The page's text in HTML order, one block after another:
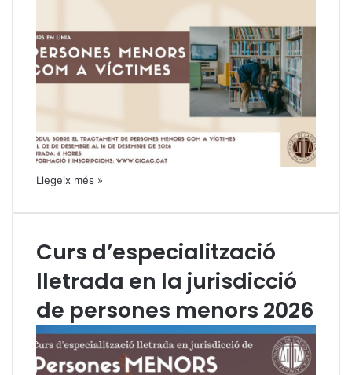
Llegeix més »
Curs d’especialització
lletrada en la jurisdicció
de persones menors 2026